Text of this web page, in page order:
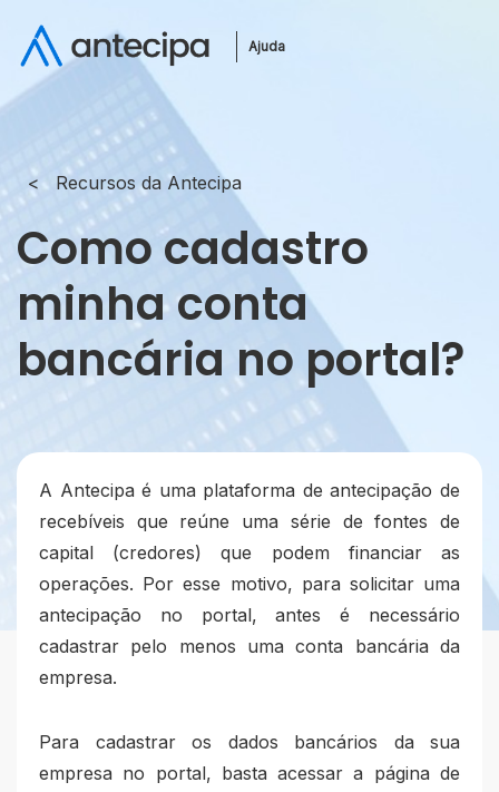
Ajuda
Recursos da Antecipa
Como cadastro
minha conta
bancária no portal?
A Antecipa é uma plataforma de antecipação de
recebíveis que reúne uma série de fontes de
capital (credores) que podem financiar as
operações. Por esse motivo, para solicitar uma
antecipação no portal, antes é necessário
cadastrar pelo menos uma conta bancária da
empresa.
Para cadastrar os dados bancários da sua
empresa no portal, basta acessar a página de